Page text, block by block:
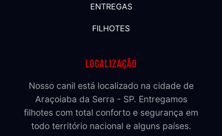
ENTREGAS
FILHOTES
Localização
Nosso canil está localizado na cidade de
Araçoiaba da Serra - SP. Entregamos
filhotes com total conforto e segurança em
todo território nacional e alguns países.